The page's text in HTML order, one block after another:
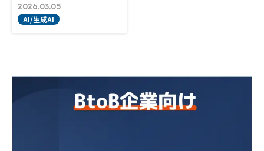
2026.03.05
AI/生成AI